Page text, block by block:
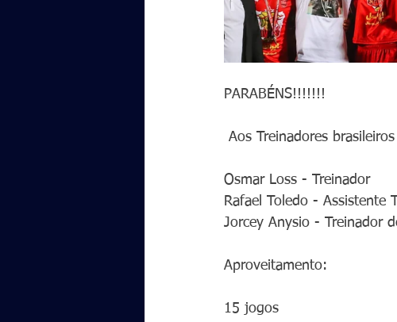
PARABÉNS!!!!!!!
Aos Treinadores
Osmar Loss - Treinador
Rafael Toledo - Assistente
Jorcey Anysio - Treinador
Aproveitamento:
15 jogos